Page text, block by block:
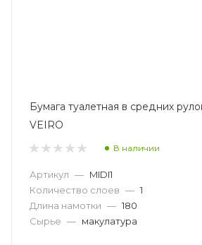
Бумага туалетная в средних
VEIRO
В наличии
Артикул — MIDI1
Количество слоев — 1
Длина намотки — 180
Сырье — макулатура